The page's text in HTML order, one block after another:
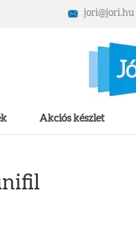
jori@jori.hu
Akciós készlet